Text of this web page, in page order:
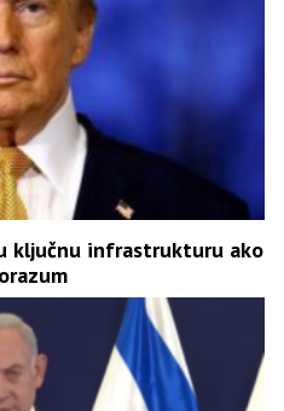
ključnu infrastrukturu ako